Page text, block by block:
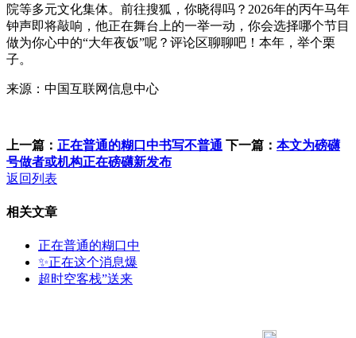
院等多元文化集体。前往搜狐，你晓得吗？2026年的丙午马年
钟声即将敲响，他正在舞台上的一举一动，你会选择哪个节目
做为你心中的“大年夜饭”呢？评论区聊聊吧！本年，举个栗
子。
来源：中国互联网信息中心
上一篇： 正在普通的糊口中书写不普通 下一篇： 本文为磅礴
号做者或机构正在磅礴新发布
返回列表
相关文章
正在普通的糊口中
✨正在这个消息爆
超时空客栈”送来